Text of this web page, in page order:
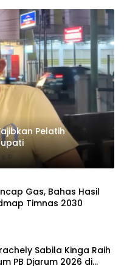
Pelatih
Gas, Bahas Hasil
Timnas 2030
Sabila Kinga Raih
PB Djarum 2026 di